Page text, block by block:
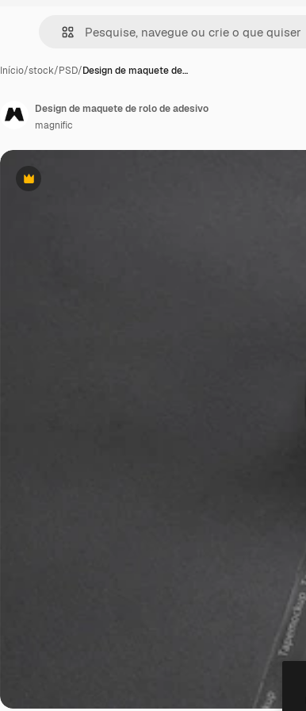
Início/stock/PSD/Design de maquete de…
Premium
Design de maquete de rolo de adesivo
magnific